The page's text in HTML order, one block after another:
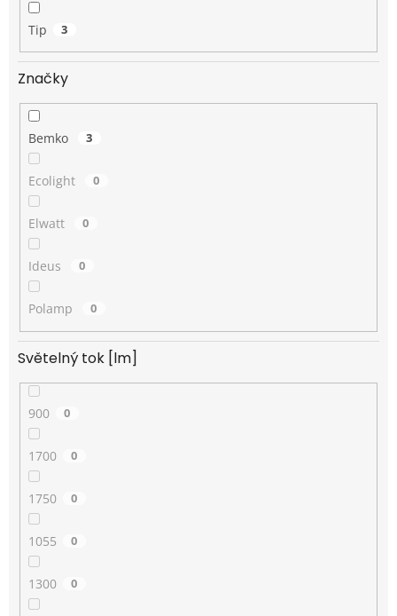
Tip 3
Značky
Bemko 3
Ecolight 0
Elwatt 0
Ideus 0
Polamp 0
Světelný tok [lm]
900 0
1700 0
1750 0
1055 0
1300 0